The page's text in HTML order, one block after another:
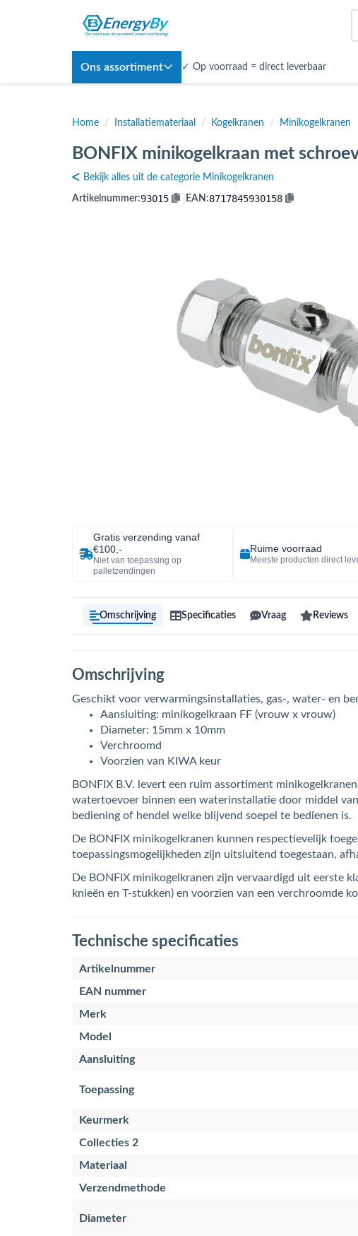
Ons assortiment ✓ Op voorraad = direct leverbaar
Home / Installatiemateriaal / Kogelkranen / Minikogelkranen
BONFIX minikogelkraan met
Bekijk alles uit de categorie Minikogelkranen
Artikelnummer:93015 EAN:8717845930158
Gratis verzending vanaf
€100,-
Niet van toepassing op
palletzendingen
Ruime voorraad
Meeste producten direct
Omschrijving Specificaties Vraag Reviews
Omschrijving
Geschikt voor verwarmingsinstallaties, gas-, water- en
Aansluiting: minikogelkraan FF (vrouw x vrouw)
Diameter: 15mm x 10mm
Verchroomd
Voorzien van KIWA keur
BONFIX B.V. levert een ruim assortiment
watertoevoer binnen een waterinstallatie door middel
bediening of hendel welke blijvend soepel te bedienen is.
De BONFIX minikogelkranen kunnen respectievelijk
toepassingsmogelijkheden zijn uitsluitend toegestaan,
De BONFIX minikogelkranen zijn vervaardigd uit eerste
knieën en T-stukken) en voorzien van een verchroomde
Technische specificaties
Artikelnummer
EAN nummer
Merk
Model
Aansluiting
Toepassing
Keurmerk
Collecties 2
Materiaal
Verzendmethode
Diameter